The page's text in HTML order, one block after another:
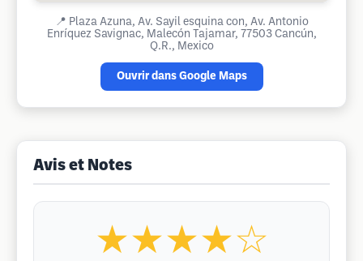
📍 Plaza Azuna, Av. Sayil esquina con, Av. Antonio
Enríquez Savignac, Malecón Tajamar, 77503 Cancún,
Q.R., Mexico
Ouvrir dans Google Maps
Avis et Notes
★★★★☆